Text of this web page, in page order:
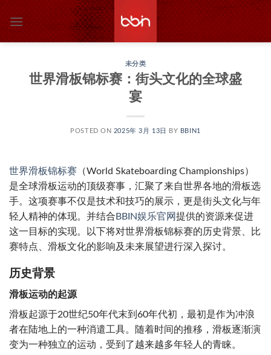
跳
到
内
未分类
世界滑板锦标赛：街头文化的全球盛
宴
POSTED ON 2025年 3月 13日 BY BBIN1
世界滑板锦标赛 （World Skateboarding Championships）
是全球滑板运动的顶级赛事，汇聚了来自世界各地的滑板选
手。这项赛事不仅是技术和技巧的展示，更是街头文化与年
轻人精神的体现。并结合BBIN娱乐官网提供的资源来促进
这一目标的实现。以下将对世界滑板锦标赛的历史背景、比
赛特点、滑板文化的影响及未来展望进行深入探讨。
历史背景
滑板运动的起源
滑板起源于20世纪50年代末到60年代初，最初是作为冲浪
者在陆地上的一种消遣工具。随着时间的推移，滑板逐渐演
变为一种独立的运动，受到了越来越多年轻人的青睐。